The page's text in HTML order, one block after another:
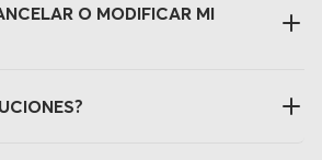
O MODIFICAR MI